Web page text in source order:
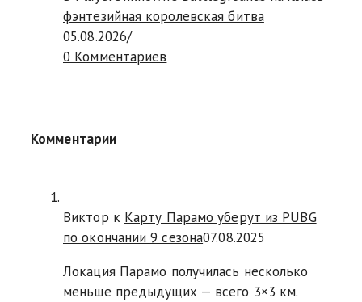
фэнтезийная королевская битва
05.08.2026/
0 Комментариев
Комментарии
Виктор к Карту Парамо уберут из PUBG
по окончании 9 сезона07.08.2025
Локация Парамо получилась несколько
меньше предыдущих — всего 3×3 км.